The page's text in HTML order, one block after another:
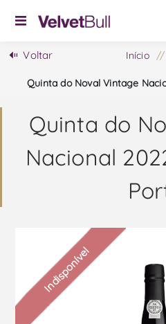
Voltar Início /
Quinta do Noval Vintage
Quinta do
Nacional
Indisponível